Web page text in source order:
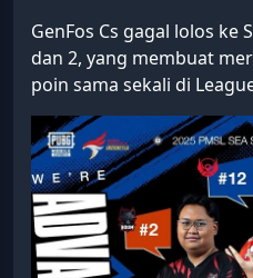
GenFos Cs gagal lolos ke
dan 2, yang membuat
poin sama sekali di